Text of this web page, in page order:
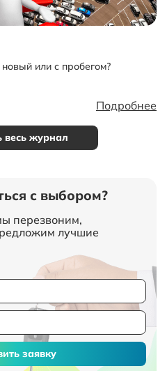
или с пробегом?
Подробнее
весь журнал
с выбором?
перезвоним,
лучшие
заявку